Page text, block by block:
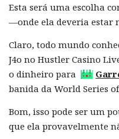
Esta será uma escolha
—onde ela deveria estar
Claro, todo mundo
J4o no Hustler Casino
o dinheiro para
banida da World Series
Bom, isso pode ser um
que ela provavelmente